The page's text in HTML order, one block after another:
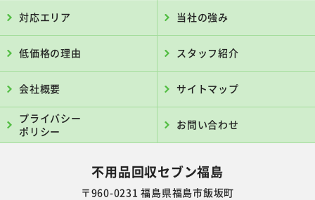
対応エリア 当社の強み
低価格の理由 スタッフ紹介
会社概要 サイトマップ
プライバシー
ポリシー
お問い合わせ
不用品回収セブン福島
〒960-0231福島県福島市飯坂町